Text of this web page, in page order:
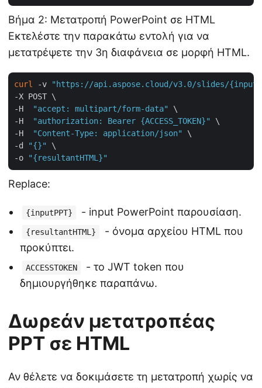
Βήμα 2: Μετατροπή PowerPoint σε HTML
Εκτελέστε την παρακάτω εντολή για να
μετατρέψετε την 3η διαφάνεια σε μορφή HTML.
curl -v
"https://api.aspose.cloud/v3.0/slides/
-X POST \
-H
"accept: multipart/form-data"
\
-H
"authorization: Bearer {ACCESS_TOKEN}"
\
-H
"Content-Type: application/json"
\
-d
"{}"
\
-o
"{resultantHTML}"
Replace:
{inputPPT} - input PowerPoint παρουσίαση.
{resultantHTML}
- όνομα αρχείου HTML που
προκύπτει.
ACCESSTOKEN
- το JWT token που
δημιουργήθηκε παραπάνω.
Δωρεάν μετατροπέας
PPT σε HTML
Αν θέλετε να δοκιμάσετε τη μετατροπή χωρίς να